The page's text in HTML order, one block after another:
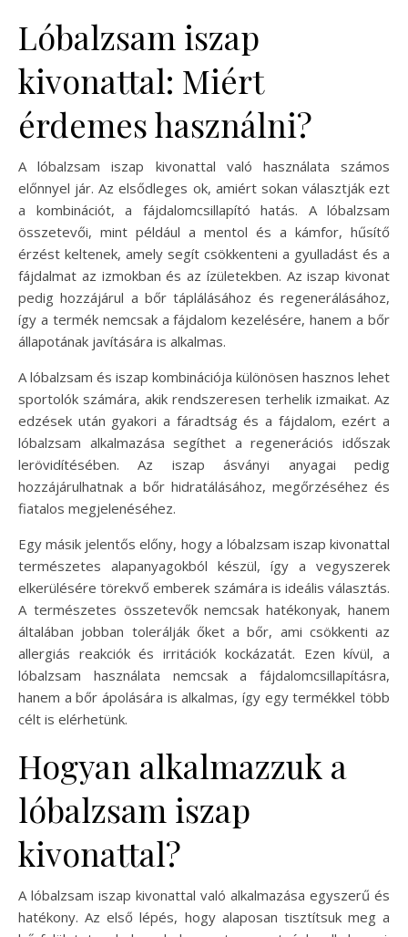
Lóbalzsam iszap
kivonattal: Miért
érdemes használni?
A lóbalzsam iszap kivonattal való használata számos
előnnyel jár. Az elsődleges ok, amiért sokan választják ezt
a kombinációt, a fájdalomcsillapító hatás. A lóbalzsam
összetevői, mint például a mentol és a kámfor, hűsítő
érzést keltenek, amely segít csökkenteni a gyulladást és a
fájdalmat az izmokban és az ízületekben. Az iszap kivonat
pedig hozzájárul a bőr táplálásához és regenerálásához,
így a termék nemcsak a fájdalom kezelésére, hanem a bőr
állapotának javítására is alkalmas.
A lóbalzsam és iszap kombinációja különösen hasznos lehet
sportolók számára, akik rendszeresen terhelik izmaikat. Az
edzések után gyakori a fáradtság és a fájdalom, ezért a
lóbalzsam alkalmazása segíthet a regenerációs időszak
lerövidítésében. Az iszap ásványi anyagai pedig
hozzájárulhatnak a bőr hidratálásához, megőrzéséhez és
fiatalos megjelenéséhez.
Egy másik jelentős előny, hogy a lóbalzsam iszap kivonattal
természetes alapanyagokból készül, így a vegyszerek
elkerülésére törekvő emberek számára is ideális választás.
A természetes összetevők nemcsak hatékonyak, hanem
általában jobban tolerálják őket a bőr, ami csökkenti az
allergiás reakciók és irritációk kockázatát. Ezen kívül, a
lóbalzsam használata nemcsak a fájdalomcsillapításra,
hanem a bőr ápolására is alkalmas, így egy termékkel több
célt is elérhetünk.
Hogyan alkalmazzuk a
lóbalzsam iszap
kivonattal?
A lóbalzsam iszap kivonattal való alkalmazása egyszerű és
hatékony. Az első lépés, hogy alaposan tisztítsuk meg a